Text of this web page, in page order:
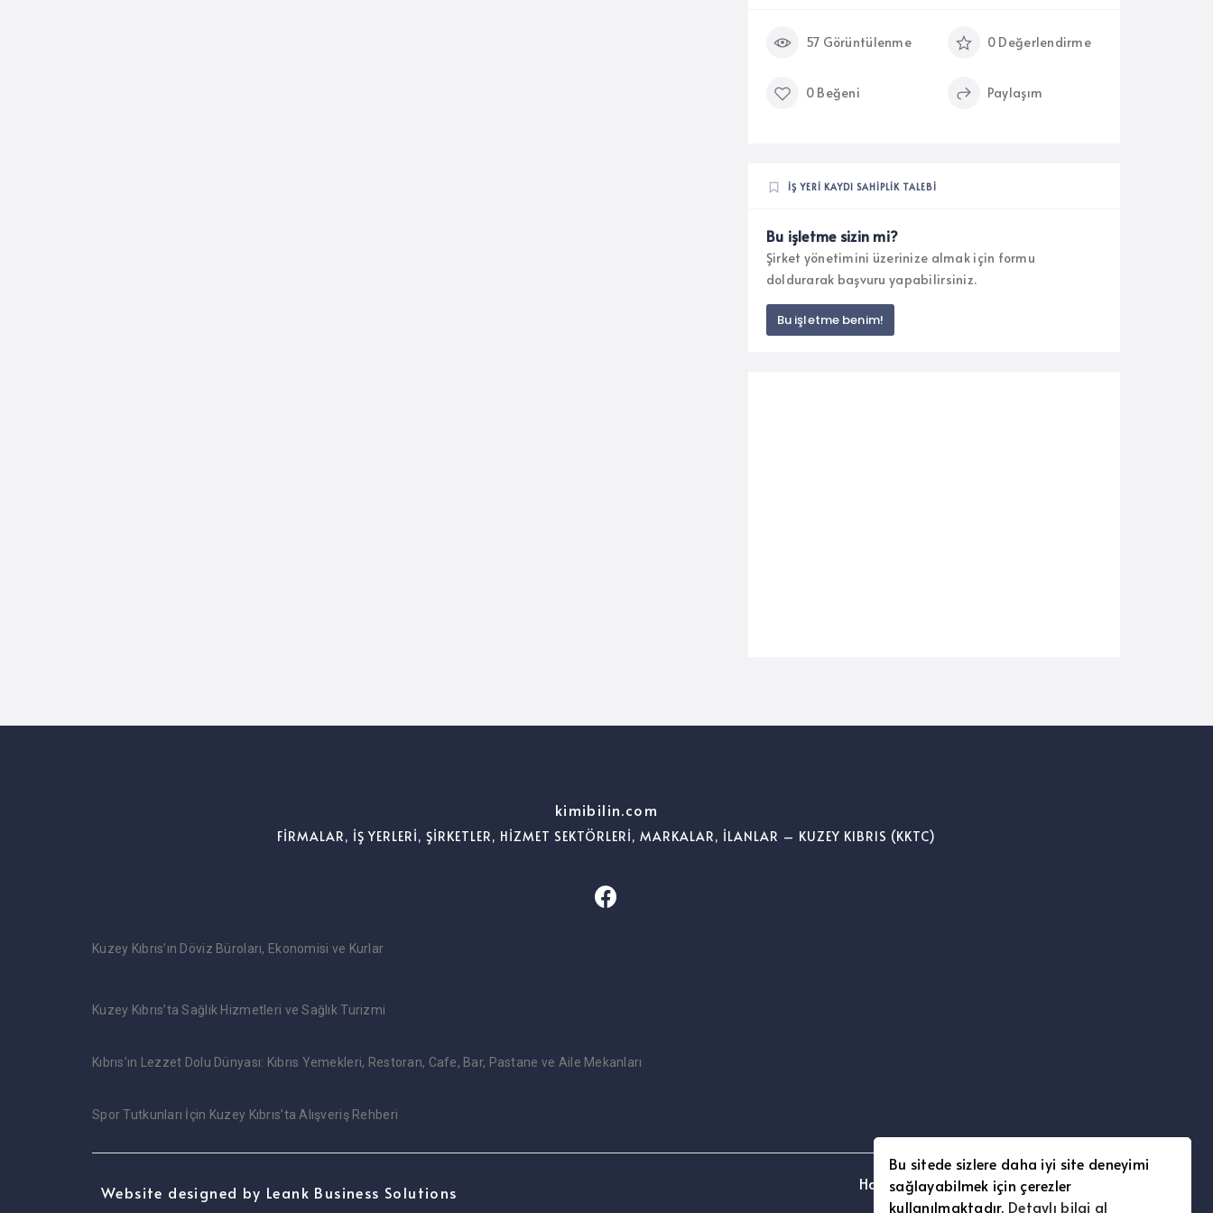
Bu sitede sizlere daha iyi site deneyimi
sağlayabilmek için çerezler
kullanılmaktadır. Detaylı bilgi al
57 Görüntülenme 0 Değerlendirme
0 Beğeni Paylaşım
İŞ YERI KAYDI SAHIPLIK TALEBI
Bu işletme sizin mi?
Şirket yönetimini üzerinize almak için formu
doldurarak başvuru yapabilirsiniz.
Bu işletme benim!
kimibilin.com
FİRMALAR, İŞ YERLERİ, ŞİRKETLER, HİZMET SEKTÖRLERİ, MARKALAR, İLANLAR – KUZEY KIBRIS (KKTC)
Kuzey Kıbrıs’ın Döviz Büroları, Ekonomisi ve Kurlar
Kuzey Kıbrıs’ta Sağlık Hizmetleri ve Sağlık Turizmi
Kıbrıs’ın Lezzet Dolu Dünyası: Kıbrıs Yemekleri, Restoran, Cafe, Bar, Pastane ve Aile Mekanları
Spor Tutkunları İçin Kuzey Kıbrıs’ta Alışveriş Rehberi
Website designed by Leank Business Solutions Hakkımızda – [www.kimibilin.com]